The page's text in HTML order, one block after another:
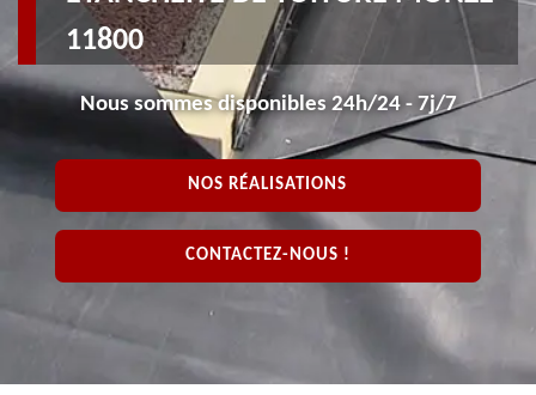
11800
Nous sommes disponibles 24h/24 - 7j/7
NOS RÉALISATIONS
CONTACTEZ-NOUS !